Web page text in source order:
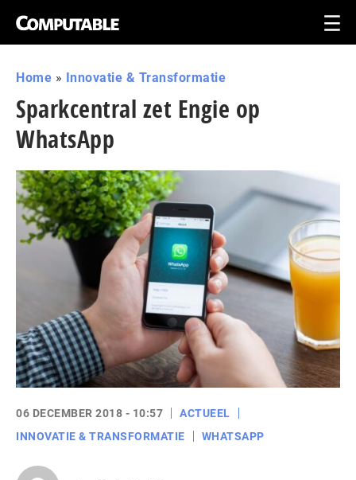
Home » Innovatie & Transformatie
Sparkcentral zet Engie op
WhatsApp
06 DECEMBER 2018 - 10:57
ACTUEEL
INNOVATIE & TRANSFORMATIE
WHATSAPP